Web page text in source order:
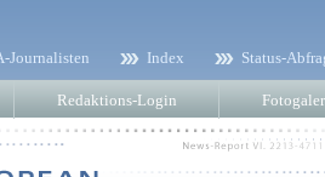
Journalisten Index Status-
Redaktions-Login